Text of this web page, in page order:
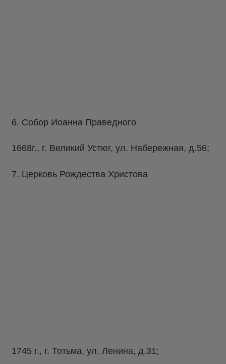
6. Собор Иоанна Праведного
1668г., г. Великий Устюг, ул. Набережная, д.56;
7. Церковь Рождества Христова
1745 г., г. Тотьма, ул. Ленина, д.31;